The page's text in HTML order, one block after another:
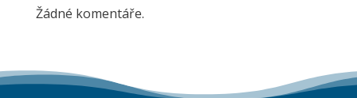
Žádné komentáře.